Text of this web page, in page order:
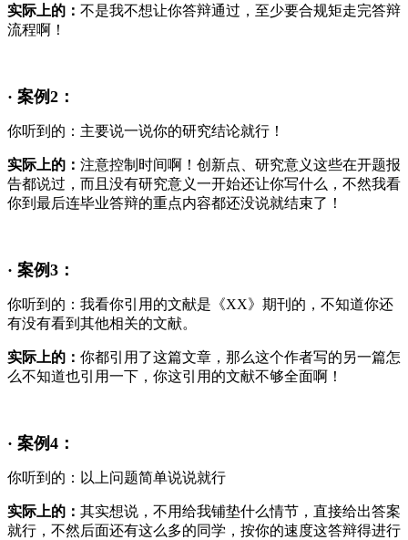
实际上的： 不是我不想让你答辩通过，至少要合规矩走完答辩
流程啊！
· 案例2：
你听到的：主要说一说你的研究结论就行！
实际上的： 注意控制时间啊！创新点、研究意义这些在开题报
告都说过，而且没有研究意义一开始还让你写什么，不然我看
你到最后连毕业答辩的重点内容都还没说就结束了！
· 案例3：
你听到的：我看你引用的文献是《XX》期刊的，不知道你还
有没有看到其他相关的文献。
实际上的： 你都引用了这篇文章，那么这个作者写的另一篇怎
么不知道也引用一下，你这引用的文献不够全面啊！
· 案例4：
你听到的：以上问题简单说说就行
实际上的： 其实想说，不用给我铺垫什么情节，直接给出答案
就行，不然后面还有这么多的同学，按你的速度这答辩得进行